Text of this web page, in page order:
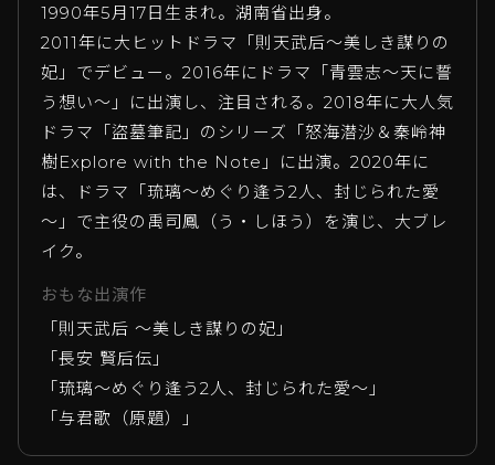
1990年5月17日生まれ。湖南省出身。
2011年に大ヒットドラマ「則天武后～美しき謀りの
妃」でデビュー。2016年にドラマ「青雲志～天に誓
う想い～」に出演し、注目される。2018年に大人気
ドラマ「盜墓筆記」のシリーズ「怒海潜沙＆秦岭神
樹Explore with the Note」に出演。2020年に
は、ドラマ「琉璃～めぐり逢う2人、封じられた愛
～」で主役の禹司鳳（う・しほう）を演じ、大ブレ
イク。
おもな出演作
「則天武后 ～美しき謀りの妃」
「長安 賢后伝」
「琉璃～めぐり逢う2人、封じられた愛～」
「与君歌（原題）」